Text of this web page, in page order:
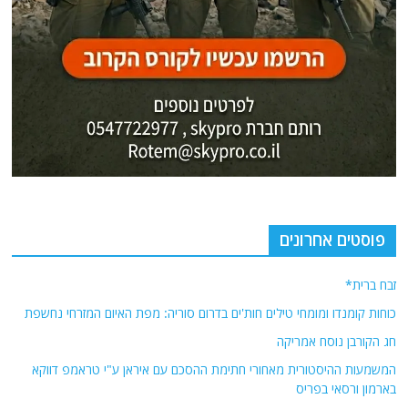
פוסטים אחרונים
זבח ברית*
כוחות קומנדו ומומחי טילים חות'ים בדרום סוריה: מפת האיום המזרחי נחשפת
חג הקורבן נוסח אמריקה
המשמעות ההיסטורית מאחורי חתימת ההסכם עם איראן ע"י טראמפ דווקא
בארמון ורסאי בפריס